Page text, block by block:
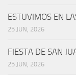
ESTUVIMOS EN
25 JUN, 2026
FIESTA DE SAN
25 JUN, 2026